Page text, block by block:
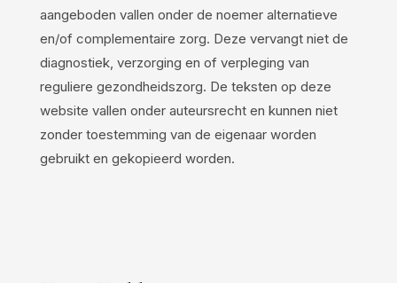
aangeboden vallen onder de noemer alternatieve
en/of complementaire zorg. Deze vervangt niet de
diagnostiek, verzorging en of verpleging van
reguliere gezondheidszorg. De teksten op deze
website vallen onder auteursrecht en kunnen niet
zonder toestemming van de eigenaar worden
gebruikt en gekopieerd worden.